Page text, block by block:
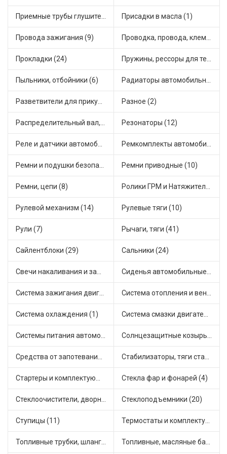
Приемные трубы глушителя (5) Присадки в масла (1)
Провода зажигания (9) Проводка, провода, клеммы и разъемы (21)
Прокладки (24) Пружины, рессоры для техники (28)
Пыльники, отбойники (6) Радиаторы автомобильные (15)
Разветвители для прикуривателя (3) Разное (2)
Распределительный вал, шестерни распределительного (7) Резонаторы (12)
Реле и датчики автомобильные (73) Ремкомплекты автомобильные (70)
Ремни и подушки безопасности (9) Ремни приводные (10)
Ремни, цепи (8) Ролики ГРМ и Натяжители (16)
Рулевой механизм (14) Рулевые тяги (10)
Рули (7) Рычаги, тяги (41)
Сайлентблоки (29) Сальники (24)
Свечи накаливания и зажигания (31) Сиденья автомобильные (1)
Система зажигания двигателя (2) Система отопления и вентиляции (14)
Система охлаждения (1) Система смазки двигателя (16)
Системы питания автомобиля (17) Солнцезащитные козырьки для салона автомобиля (2)
Средства от запотевания и размораживатели стекла (1) Стабилизаторы, тяги стабилизатора, стойки стабилиз (3)
Стартеры и комплектующие (35) Стекла фар и фонарей (4)
Стеклоочистители, дворники (1) Стеклоподъемники (20)
Ступицы (11) Термостаты и комплектующие системы охлаждения (51)
Топливные трубки, шланги, магистрали и рампы (2) Топливные, масляные баки (1)